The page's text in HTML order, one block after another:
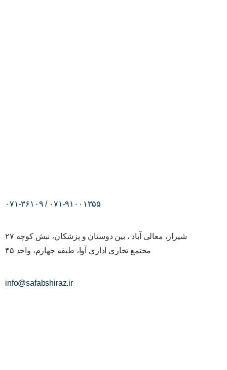
۰۷۱-۹۱۰۰۱۳۵۵ / ۰۷۱-۳۶۱۰۹
شیراز، معالی آباد ، بین دوستان و پزشکان، نبش کوچه ۲۷
مجتمع تجاری اداری آوا، طبقه چهارم، واحد ۴۵
info@safabshiraz.ir